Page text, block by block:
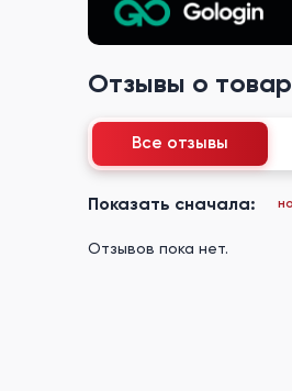
Отзывы о
Все отзывы
Показать сначала:
Отзывов пока нет.